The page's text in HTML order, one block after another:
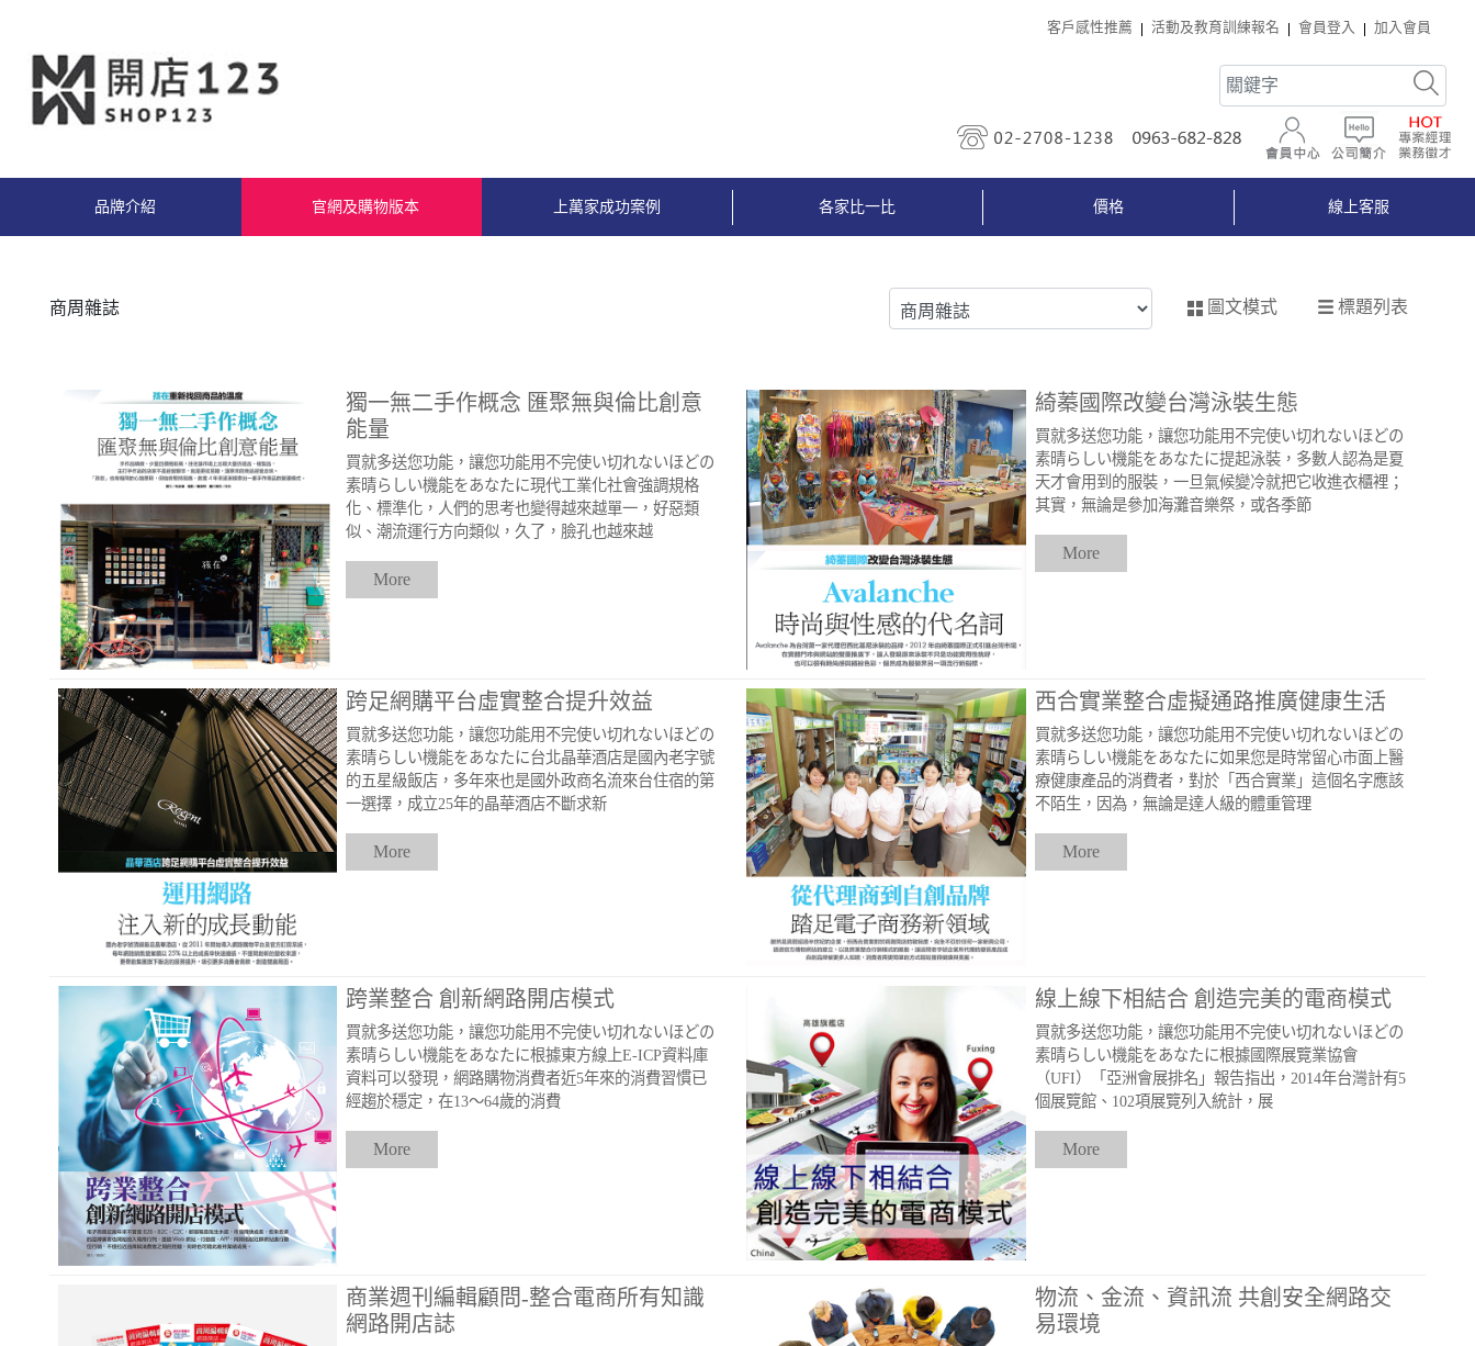
客戶感性推薦 活動及教育訓練報名 會員登入 加入會員
0963-682-828會員中心 公司簡介
品牌介紹 官網及購物版本 上萬家成功案例 各家比一比 價格 線上客服
商周雜誌 圖文模式 標題列表
獨一無二手作概念 匯聚無與倫比創意
能量
買就多送您功能，讓您功能用不完使い切れないほどの
素晴らしい機能をあなたに現代工業化社會強調規格
化、標準化，人們的思考也變得越來越單一，好惡類
似、潮流運行方向類似，久了，臉孔也越來越
More
綺蓁國際改變台灣泳裝生態
買就多送您功能，讓您功能用不完使い切れないほどの
素晴らしい機能をあなたに提起泳裝，多數人認為是夏
天才會用到的服裝，一旦氣候變冷就把它收進衣櫃裡；
其實，無論是參加海灘音樂祭，或各季節
More
跨足網購平台虛實整合提升效益
買就多送您功能，讓您功能用不完使い切れないほどの
素晴らしい機能をあなたに台北晶華酒店是國內老字號
的五星級飯店，多年來也是國外政商名流來台住宿的第
一選擇，成立25年的晶華酒店不斷求新
More
西合實業整合虛擬通路推廣健康生活
買就多送您功能，讓您功能用不完使い切れないほどの
素晴らしい機能をあなたに如果您是時常留心市面上醫
療健康產品的消費者，對於「西合實業」這個名字應該
不陌生，因為，無論是達人級的體重管理
More
跨業整合 創新網路開店模式
買就多送您功能，讓您功能用不完使い切れないほどの
素晴らしい機能をあなたに根據東方線上E-ICP資料庫
資料可以發現，網路購物消費者近5年來的消費習慣已
經趨於穩定，在13〜64歲的消費
More
線上線下相結合 創造完美的電商模式
買就多送您功能，讓您功能用不完使い切れないほどの
素晴らしい機能をあなたに根據國際展覽業協會
（UFI）「亞洲會展排名」報告指出，2014年台灣計有5
個展覽館、102項展覽列入統計，展
More
商業週刊編輯顧問-整合電商所有知識
網路開店誌
物流、金流、資訊流 共創安全網路交
易環境